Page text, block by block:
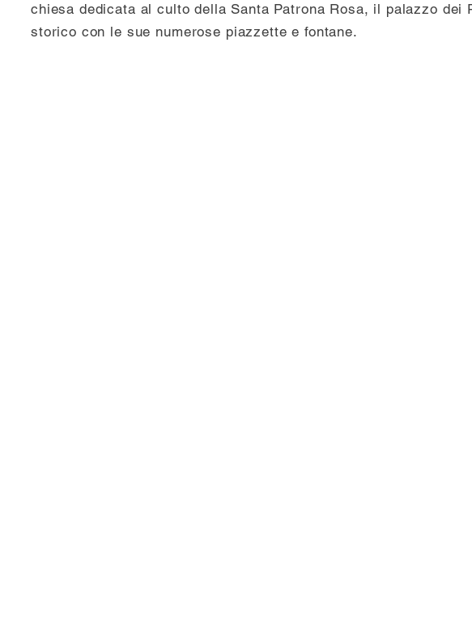
chiesa dedicata al culto della Santa Patrona Rosa, il palazzo
storico con le sue numerose piazzette e fontane.